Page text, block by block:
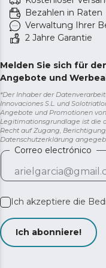
Bezahlen in Raten
Verwaltung Ihrer
2 Jahre Garantie
Melden Sie sich für
Angebote und
*Der Inhaber der
Innovaciones S.L. und
Angebote und Promotionen
Legitimationsgrundlage ist die
Recht auf Zugang,
Datenschutzerklärung
Correo electrónico
Ich akzeptiere die
Ich abonniere!